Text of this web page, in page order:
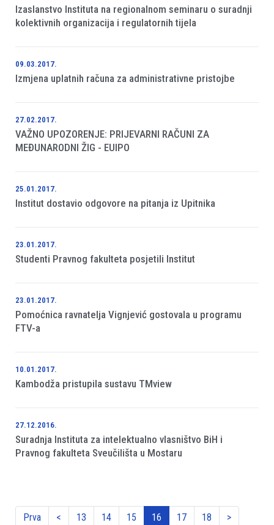
Izaslanstvo Instituta na regionalnom seminaru o suradnji
kolektivnih organizacija i regulatornih tijela
09.03.2017.
Izmjena uplatnih računa za administrativne pristojbe
27.02.2017.
VAŽNO UPOZORENJE: PRIJEVARNI RAČUNI ZA
MEĐUNARODNI ŽIG - EUIPO
25.01.2017.
Institut dostavio odgovore na pitanja iz Upitnika
23.01.2017.
Studenti Pravnog fakulteta posjetili Institut
23.01.2017.
Pomoćnica ravnatelja Vignjević gostovala u programu
FTV-a
10.01.2017.
Kambodža pristupila sustavu TMview
27.12.2016.
Suradnja Instituta za intelektualno vlasništvo BiH i
Pravnog fakulteta Sveučilišta u Mostaru
Prva < 13 14 15 16 17 18 >